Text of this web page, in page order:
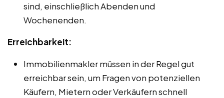
sind, einschließlich Abenden und
Wochenenden.
Erreichbarkeit:
Immobilienmakler müssen in der Regel gut
erreichbar sein, um Fragen von potenziellen
Käufern, Mietern oder Verkäufern schnell